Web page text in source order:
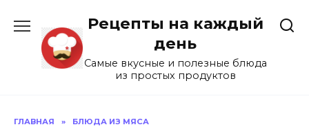
содержанию
Рецепты на каждый
день
Самые вкусные и полезные блюда
из простых продуктов
ГЛАВНАЯ » БЛЮДА ИЗ МЯСА